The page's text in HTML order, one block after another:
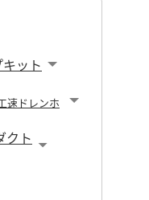
ット
速ドレンホ
クト